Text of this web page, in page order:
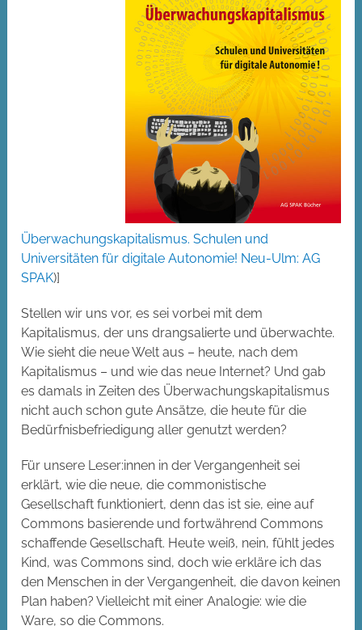
Überwachungskapitalismus. Schulen und
Universitäten für digitale Autonomie! Neu-Ulm: AG
SPAK)]
Stellen wir uns vor, es sei vorbei mit dem
Kapitalismus, der uns drangsalierte und überwachte.
Wie sieht die neue Welt aus – heute, nach dem
Kapitalismus – und wie das neue Internet? Und gab
es damals in Zeiten des Überwachungskapitalismus
nicht auch schon gute Ansätze, die heute für die
Bedürfnisbefriedigung aller genutzt werden?
Für unsere Leser:innen in der Vergangenheit sei
erklärt, wie die neue, die commonistische
Gesellschaft funktioniert, denn das ist sie, eine auf
Commons basierende und fortwährend Commons
schaffende Gesellschaft. Heute weiß, nein, fühlt jedes
Kind, was Commons sind, doch wie erkläre ich das
den Menschen in der Vergangenheit, die davon keinen
Plan haben? Vielleicht mit einer Analogie: wie die
Ware, so die Commons.